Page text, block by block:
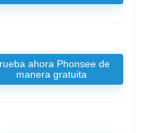
ahora Phonsee de
manera gratuita